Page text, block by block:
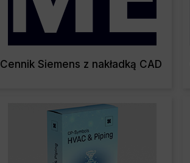
Cennik Siemens z nakładką CAD
Read More